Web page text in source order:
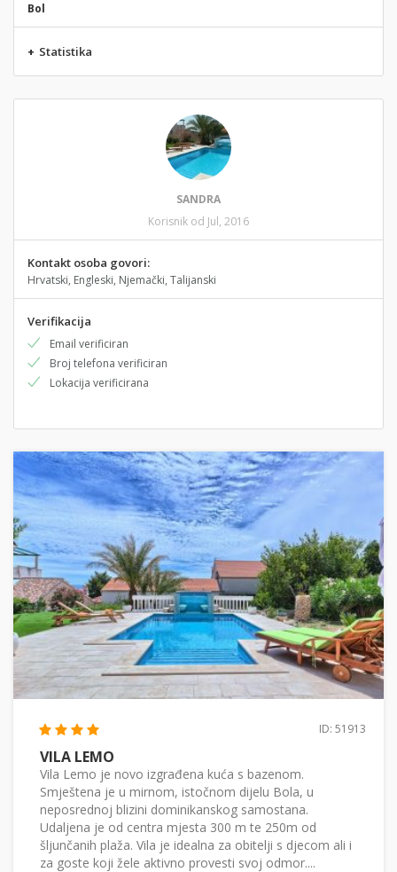
Bol
+ Statistika
SANDRA
Korisnik od Jul, 2016
Kontakt osoba govori:
Hrvatski, Engleski, Njemački, Talijanski
Verifikacija
Email verificiran
Broj telefona verificiran
Lokacija verificirana
ID: 51913
VILA LEMO
Vila Lemo je novo izgrađena kuća s bazenom.
Smještena je u mirnom, istočnom dijelu Bola, u
neposrednoj blizini dominikanskog samostana.
Udaljena je od centra mjesta 300 m te 250m od
šljunčanih plaža. Vila je idealna za obitelji s djecom ali i
za goste koji žele aktivno provesti svoj odmor....